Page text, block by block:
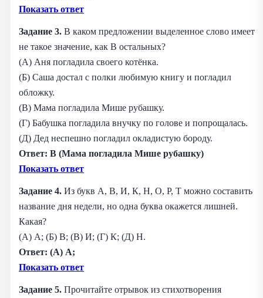
Показать ответ
Задание 3. В каком предложении выделенное слово имеет
не такое значение, как В остальных?
(А) Аня погладила своего котёнка.
(Б) Саша достал с полки любимую книгу и погладил
обложку.
(В) Мама погладила Мише рубашку.
(Г) Бабушка погладила внучку по голове и попрощалась.
(Д) Дед неспешно погладил окладистую бороду.
Ответ: В (Мама погладила Мише рубашку)
Показать ответ
Задание 4. Из букв А, В, И, К, Н, О, Р, Т можно составить
название дня недели, но одна буква окажется лишней.
Какая?
(А) А; (Б) В; (В) И; (Г) К; (Д) Н.
Ответ: (А) А;
Показать ответ
Задание 5. Прочитайте отрывок из стихотворения